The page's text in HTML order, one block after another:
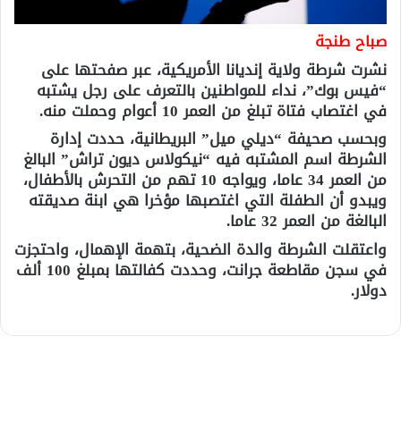
صباح طنجة
نشرت شرطة ولاية إنديانا الأمريكية، عبر صفحتها على
“فيس بوك”، نداء للمواطنين بالتعرف على رجل يشتبه
في اغتصاب فتاة تبلغ من العمر 10 أعوام وحملت منه.
وبحسب صحيفة “ديلي ميل” البريطانية، حددت إدارة
الشرطة اسم المشتبه فيه “نيكولاس ديون تراش” البالغ
من العمر 34 عاما، ويواجه 10 تهم من التحرش بالأطفال،
ويبدو أن الطفلة التي اغتصبها مؤخرا هي ابنة صديقته
البالغة من العمر 32 عاما.
واعتقلت الشرطة والدة الضحية، بتهمة الإهمال، واحتجزت
في سجن مقاطعة جرانت، وحددت كفالتها بمبلغ 100 ألف
دولار.